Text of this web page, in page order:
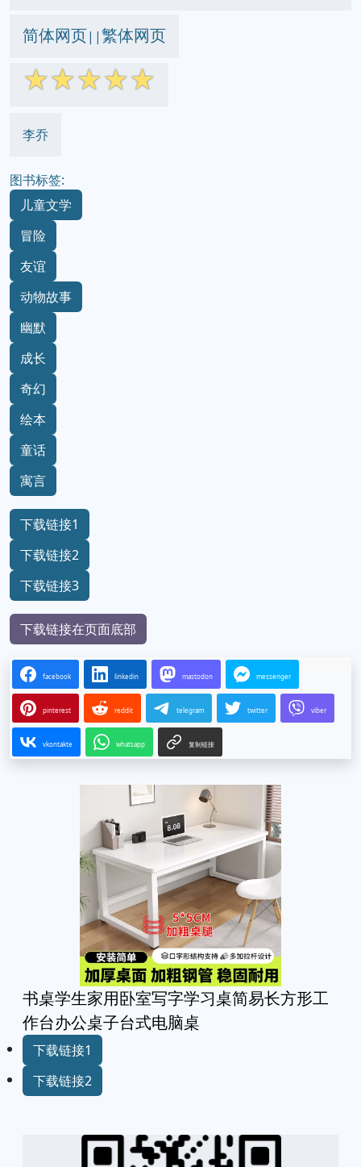
简体网页||繁体网页
☆☆☆☆☆
李乔
图书标签:
儿童文学
冒险
友谊
动物故事
幽默
成长
奇幻
绘本
童话
寓言
下载链接1
下载链接2
下载链接3
下载链接在页面底部
facebook linkedin mastodon messenger
pinterest reddit telegram twitter viber
vkontakte whatsapp 复制链接
书桌学生家用卧室写字学习桌简易长方形工
作台办公桌子台式电脑桌
下载链接1
下载链接2